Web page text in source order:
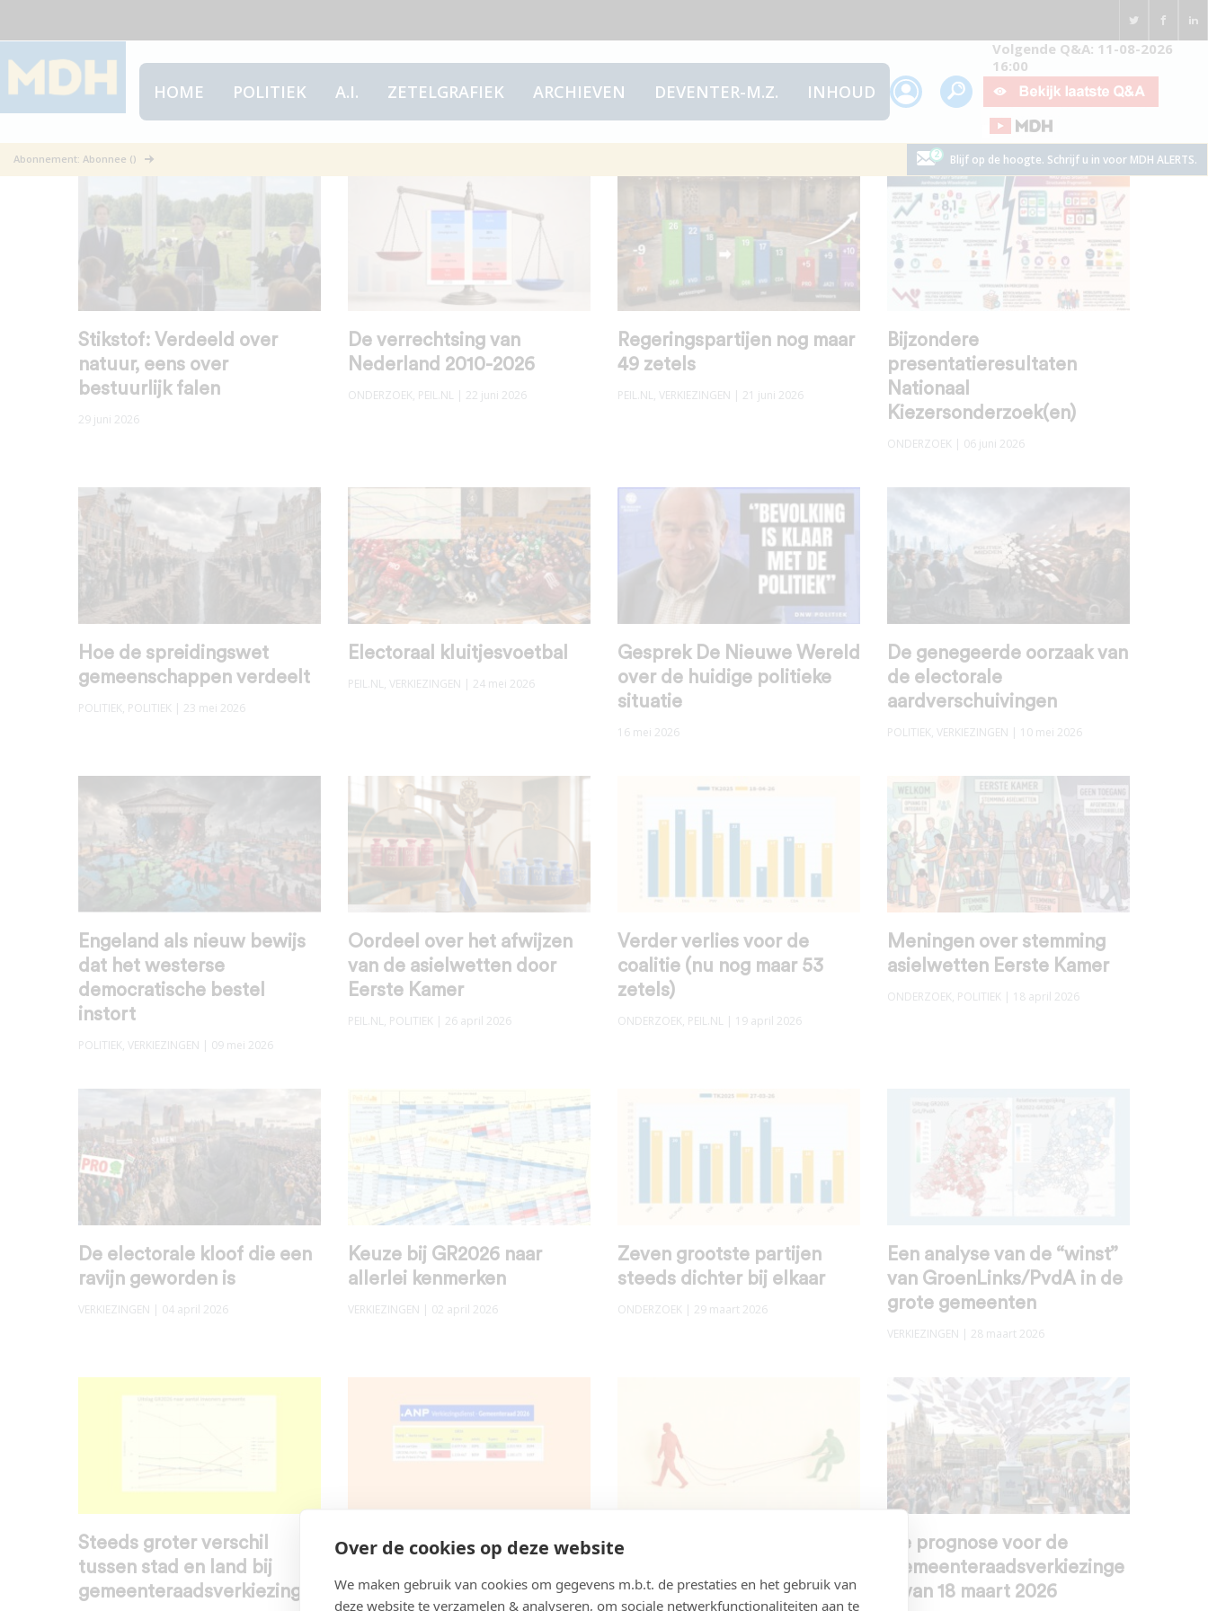
Over de cookies op deze website
We maken gebruik van cookies om gegevens m.b.t. de prestaties en het gebruik van
deze website te verzamelen & analyseren, om sociale netwerkfunctionaliteiten aan te
HOME POLITIEK A.I. ZETELGRAFIEK ARCHIEVEN DEVENTER-M.Z. INHOUD
Volgende Q&A: 11-08-2026
16:00
Abonnement: Abonnee () Blijf op de hoogte. Schrijf u in voor MDH ALERTS.
2. Politiek
Stikstof: Verdeeld over
natuur, eens over
bestuurlijk falen
29 juni 2026
De verrechtsing van
Nederland 2010-2026
ONDERZOEK, PEIL.NL | 22 juni 2026
Regeringspartijen nog maar
49 zetels
PEIL.NL, VERKIEZINGEN | 21 juni 2026
Bijzondere
presentatieresultaten
Nationaal
Kiezersonderzoek(en)
ONDERZOEK | 06 juni 2026
Hoe de spreidingswet
gemeenschappen verdeelt
POLITIEK, POLITIEK | 23 mei 2026
Electoraal kluitjesvoetbal
PEIL.NL, VERKIEZINGEN | 24 mei 2026
Gesprek De Nieuwe Wereld
over de huidige politieke
situatie
16 mei 2026
De genegeerde oorzaak van
de electorale
aardverschuivingen
POLITIEK, VERKIEZINGEN | 10 mei 2026
Engeland als nieuw bewijs
dat het westerse
democratische bestel
instort
POLITIEK, VERKIEZINGEN | 09 mei 2026
Oordeel over het afwijzen
van de asielwetten door
Eerste Kamer
PEIL.NL, POLITIEK | 26 april 2026
Verder verlies voor de
coalitie (nu nog maar 53
zetels)
ONDERZOEK, PEIL.NL | 19 april 2026
Meningen over stemming
asielwetten Eerste Kamer
ONDERZOEK, POLITIEK | 18 april 2026
De electorale kloof die een
ravijn geworden is
VERKIEZINGEN | 04 april 2026
Keuze bij GR2026 naar
allerlei kenmerken
VERKIEZINGEN | 02 april 2026
Zeven grootste partijen
steeds dichter bij elkaar
ONDERZOEK | 29 maart 2026
Een analyse van de “winst”
van GroenLinks/PvdA in de
grote gemeenten
VERKIEZINGEN | 28 maart 2026
Steeds groter verschil
tussen stad en land bij
gemeenteraadsverkiezing
De uitslag van de
n is echt anders!
De structurele ruk naar
het niet weet te keren
De prognose voor de
Gemeenteraadsverkiezinge
n van 18 maart 2026